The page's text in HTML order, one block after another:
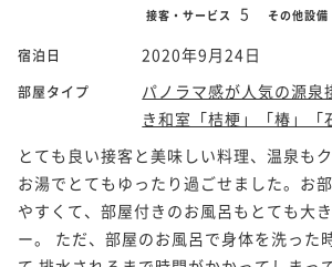
接客・サービス 5 その他設備
宿泊日 2020年9月24日
部屋タイプ
パノラマ感が人気の源泉
き和室「桔梗」「椿」「
とても良い接客と美味しい料理、温泉も
お湯でとてもゆったり過ごせました。お
やすくて、部屋付きのお風呂もとても大
ー。 ただ、部屋のお風呂で身体を洗った